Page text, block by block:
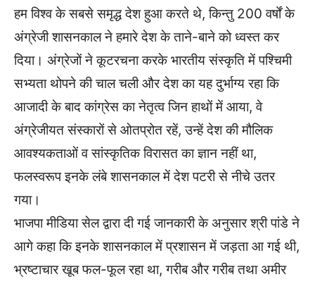
हम विश्व के सबसे समृद्ध देश हुआ करते थे, किन्तु 200 वर्षों के
अंग्रेजी शासनकाल ने हमारे देश के ताने-बाने को ध्वस्त कर
दिया। अंग्रेजों ने कूटरचना करके भारतीय संस्कृति में पश्चिमी
सभ्यता थोपने की चाल चली और देश का यह दुर्भाग्य रहा कि
आजादी के बाद कांग्रेस का नेतृत्व जिन हाथों में आया, वे
अंग्रेजीयत संस्कारों से ओतप्रोत रहें, उन्हें देश की मौलिक
आवश्यकताओं व सांस्कृतिक विरासत का ज्ञान नहीं था,
फलस्वरूप इनके लंबे शासनकाल में देश पटरी से नीचे उतर
गया।
भाजपा मीडिया सेल द्वारा दी गई जानकारी के अनुसार श्री पांडे ने
आगे कहा कि इनके शासनकाल में प्रशासन में जड़ता आ गई थी,
भ्रष्टाचार खूब फल-फूल रहा था, गरीब और गरीब तथा अमीर